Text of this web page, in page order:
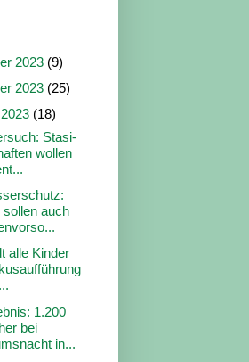
2023 (9)
2023 (25)
(18)
Stasi-
wollen
sollen auch
alle Kinder
1.200
bei
in...